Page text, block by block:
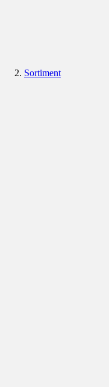
Sortiment